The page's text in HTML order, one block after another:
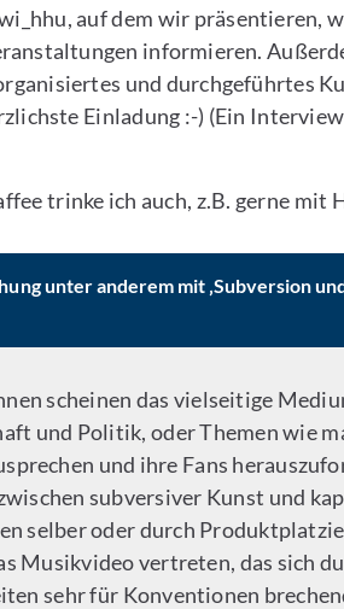
auf dem wir präsentieren,
informieren.
und durchgeführtes
Einladung :-) (Ein
trinke ich auch, z.B. gerne mit
unter anderem mit ‚Subversion
scheinen das vielseitige
und Politik, oder Themen wie
und ihre Fans
subversiver Kunst und
selber oder durch
Musikvideo vertreten, das sich
sehr für Konventionen